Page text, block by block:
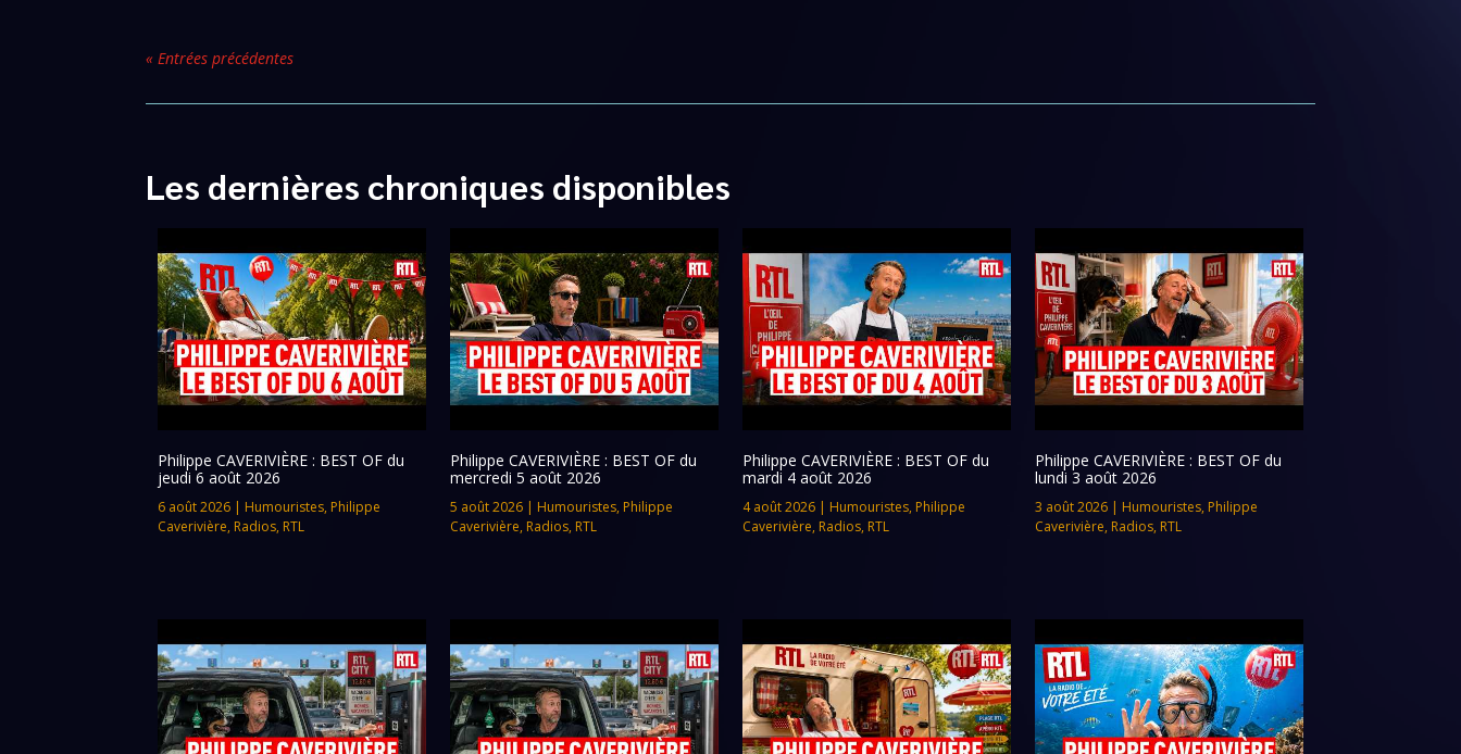
« Entrées précédentes
Les dernières chroniques disponibles
Philippe CAVERIVIÈRE : BEST OF du
jeudi 6 août 2026
6 août 2026 | Humouristes, Philippe
Caverivière, Radios, RTL
Philippe CAVERIVIÈRE : BEST OF du
mercredi 5 août 2026
5 août 2026| Humouristes, Philippe
Caverivière, Radios, RTL
Philippe CAVERIVIÈRE : BEST OF du
mardi 4 août 2026
4 août 2026| Humouristes, Philippe
Caverivière, Radios, RTL
Philippe CAVERIVIÈRE : BEST OF du
lundi 3 août 2026
3 août 2026| Humouristes, Philippe
Caverivière, Radios, RTL